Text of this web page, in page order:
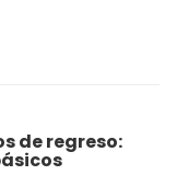
de regreso: